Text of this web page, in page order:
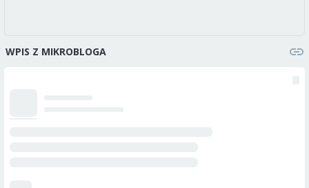
WPIS Z MIKROBLOGA